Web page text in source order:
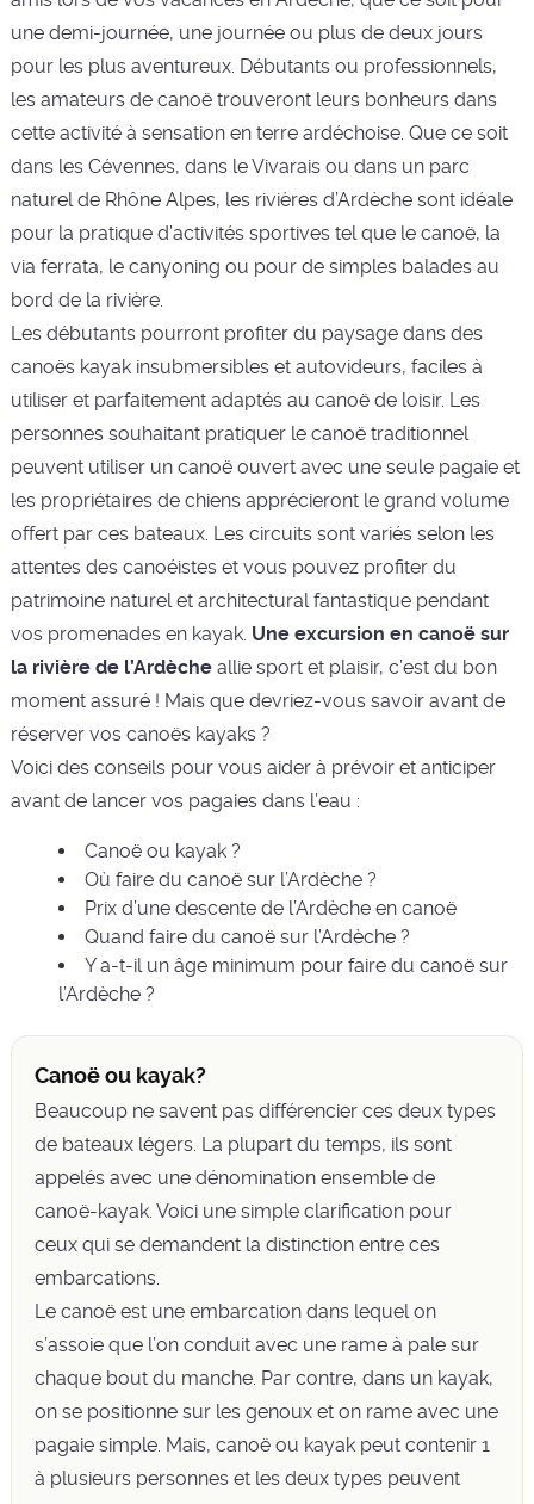
une demi-journée, une journée ou plus de deux jours
pour les plus aventureux. Débutants ou professionnels,
les amateurs de canoë trouveront leurs bonheurs dans
cette activité à sensation en terre ardéchoise. Que ce soit
dans les Cévennes, dans le Vivarais ou dans un parc
naturel de Rhône Alpes, les rivières d’Ardèche sont idéale
pour la pratique d’activités sportives tel que le canoë, la
via ferrata, le canyoning ou pour de simples balades au
bord de la rivière.
Les débutants pourront profiter du paysage dans des
canoës kayak insubmersibles et autovideurs, faciles à
utiliser et parfaitement adaptés au canoë de loisir. Les
personnes souhaitant pratiquer le canoë traditionnel
peuvent utiliser un canoë ouvert avec une seule pagaie et
les propriétaires de chiens apprécieront le grand volume
offert par ces bateaux. Les circuits sont variés selon les
attentes des canoéistes et vous pouvez profiter du
patrimoine naturel et architectural fantastique pendant
vos promenades en kayak. Une excursion en canoë sur
la rivière de l’Ardècheallie sport et plaisir, c’est du bon
moment assuré ! Mais que devriez-vous savoir avant de
réserver vos canoës kayaks ?
Voici des conseils pour vous aider à prévoir et anticiper
avant de lancer vos pagaies dans l’eau :
Canoë ou kayak ?
Où faire du canoë sur l’Ardèche ?
Prix d’une descente de l’Ardèche en canoë
Quand faire du canoë sur l’Ardèche ?
Y a-t-il un âge minimum pour faire du canoë sur
l’Ardèche ?
Canoë ou kayak?
Beaucoup ne savent pas différencier ces deux types
de bateaux légers. La plupart du temps, ils sont
appelés avec une dénomination ensemble de
canoë-kayak. Voici une simple clarification pour
ceux qui se demandent la distinction entre ces
embarcations.
Le canoë est une embarcation dans lequel on
s’assoie que l’on conduit avec une rame à pale sur
chaque bout du manche. Par contre, dans un kayak,
on se positionne sur les genoux et on rame avec une
pagaie simple. Mais, canoë ou kayak peut contenir 1
à plusieurs personnes et les deux types peuvent